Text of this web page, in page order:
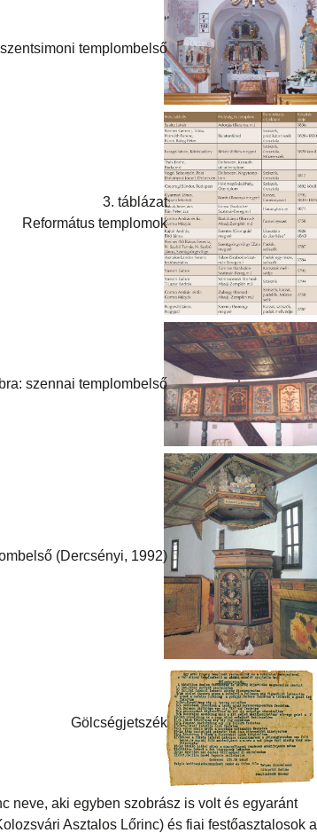
templombelső
3. táblázat
Református templomok
szennai templombelső
(Dercsényi, 1992)
Gölcségjetszék
neve, aki egyben szobrász is volt és egyaránt
Asztalos Lőrinc) és fiai festőasztalosok a